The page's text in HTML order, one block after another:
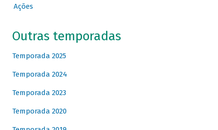
Ações
Outras temporadas
Temporada 2025
Temporada 2024
Temporada 2023
Temporada 2020